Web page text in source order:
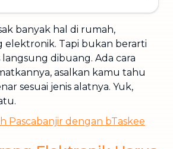
banyak hal di rumah,
elektronik. Tapi bukan berarti
dibuang. Ada cara
asalkan kamu tahu
sesuai jenis alatnya. Yuk,
Pascabanjir dengan bTaskee